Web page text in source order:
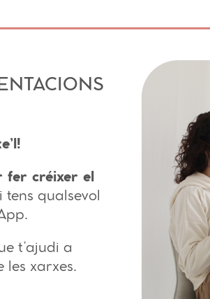
fer créixer el
tens qualsevol
t’ajudi a
les xarxes.